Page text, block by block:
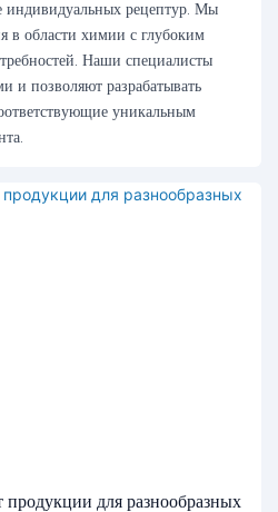
индивидуальных рецептур. Мы
в области химии с глубоким
Наши специалисты
и позволяют разрабатывать
уникальным
для разнообразных